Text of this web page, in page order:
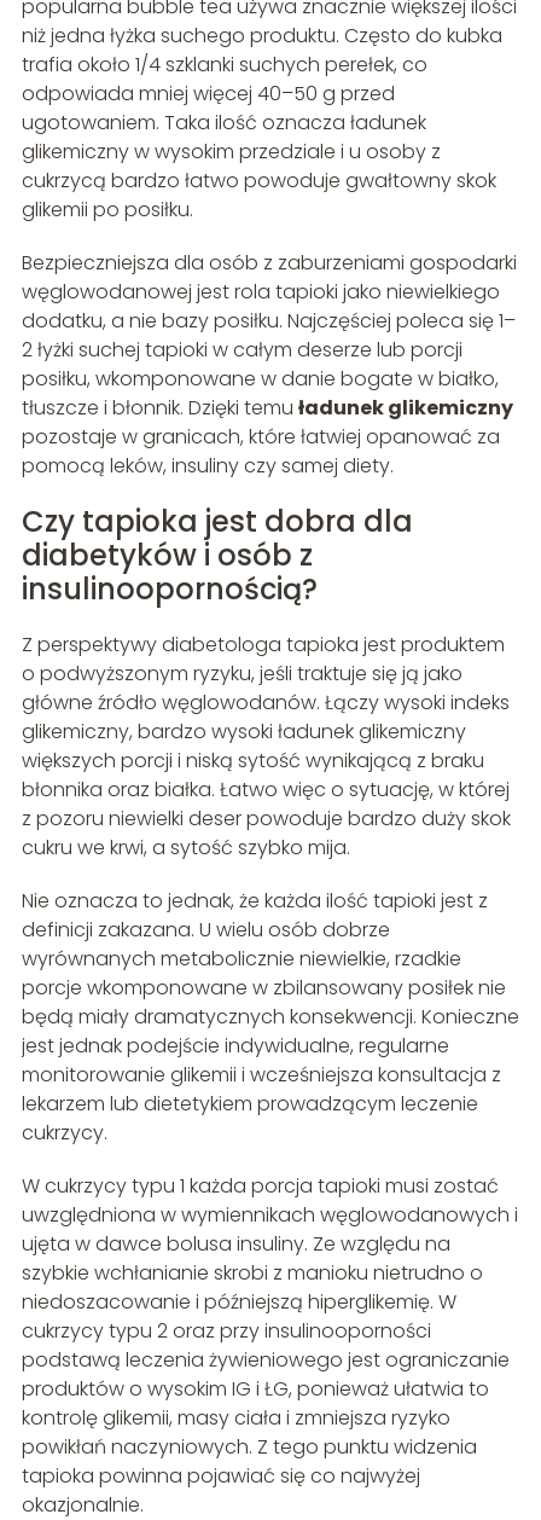
popularna bubble tea używa znacznie większej ilości
niż jedna łyżka suchego produktu. Często do kubka
trafia około 1/4 szklanki suchych perełek, co
odpowiada mniej więcej 40–50 g przed
ugotowaniem. Taka ilość oznacza ładunek
glikemiczny w wysokim przedziale i u osoby z
cukrzycą bardzo łatwo powoduje gwałtowny skok
glikemii po posiłku.
Bezpieczniejsza dla osób z zaburzeniami gospodarki
węglowodanowej jest rola tapioki jako niewielkiego
dodatku, a nie bazy posiłku. Najczęściej poleca się 1–
2 łyżki suchej tapioki w całym deserze lub porcji
posiłku, wkomponowane w danie bogate w białko,
tłuszcze i błonnik. Dzięki temu ładunek glikemiczny
pozostaje w granicach, które łatwiej opanować za
pomocą leków, insuliny czy samej diety.
Czy tapioka jest dobra dla
diabetyków i osób z
insulinoopornością?
Z perspektywy diabetologa tapioka jest produktem
o podwyższonym ryzyku, jeśli traktuje się ją jako
główne źródło węglowodanów. Łączy wysoki indeks
glikemiczny, bardzo wysoki ładunek glikemiczny
większych porcji i niską sytość wynikającą z braku
błonnika oraz białka. Łatwo więc o sytuację, w której
z pozoru niewielki deser powoduje bardzo duży skok
cukru we krwi, a sytość szybko mija.
Nie oznacza to jednak, że każda ilość tapioki jest z
definicji zakazana. U wielu osób dobrze
wyrównanych metabolicznie niewielkie, rzadkie
porcje wkomponowane w zbilansowany posiłek nie
będą miały dramatycznych konsekwencji. Konieczne
jest jednak podejście indywidualne, regularne
monitorowanie glikemii i wcześniejsza konsultacja z
lekarzem lub dietetykiem prowadzącym leczenie
cukrzycy.
W cukrzycy typu 1 każda porcja tapioki musi zostać
uwzględniona w wymiennikach węglowodanowych i
ujęta w dawce bolusa insuliny. Ze względu na
szybkie wchłanianie skrobi z manioku nietrudno o
niedoszacowanie i późniejszą hiperglikemię. W
cukrzycy typu 2 oraz przy insulinooporności
podstawą leczenia żywieniowego jest ograniczanie
produktów o wysokim IG i ŁG, ponieważ ułatwia to
kontrolę glikemii, masy ciała i zmniejsza ryzyko
powikłań naczyniowych. Z tego punktu widzenia
tapioka powinna pojawiać się co najwyżej
okazjonalnie.